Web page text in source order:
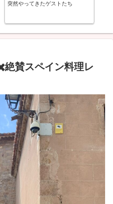
突然やってきたゲストたち
賛スペイン料理レ